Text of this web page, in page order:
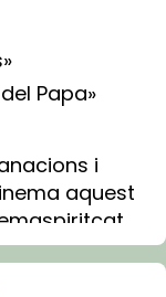
Papa»
i
aquest